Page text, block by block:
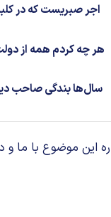
اجر صبریست که در
هر چه کردم همه از
سال‌ها بندگی صاحب
موضوع با ما و